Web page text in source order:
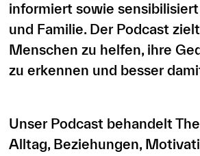
informiert sowie
und Familie. Der Podcast
Menschen zu helfen, ihre
zu erkennen und besser
Unser Podcast behandelt
Alltag, Beziehungen,